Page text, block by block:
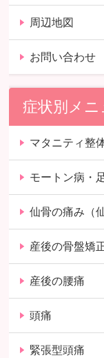
周辺地図
お問い合わせ
症状別メニ
マタニティ整
モートン病・
仙骨の痛み（
産後の骨盤矯
産後の腰痛
頭痛
緊張型頭痛